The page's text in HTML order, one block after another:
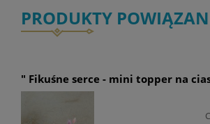
PRODUKTY
" Fikuśne serce - mini topper na